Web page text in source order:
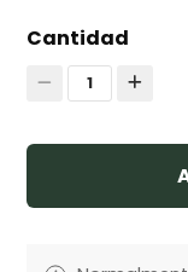
Cantidad
1